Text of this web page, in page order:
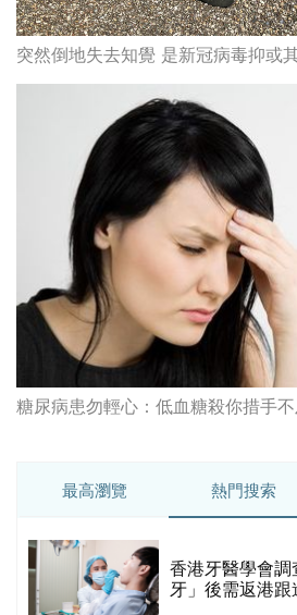
突然倒地失去知覺 是新冠病毒抑或
糖尿病患勿輕心：低血糖殺你措手不
最高瀏覽 熱門搜索
香港牙醫學會
牙」後需返港